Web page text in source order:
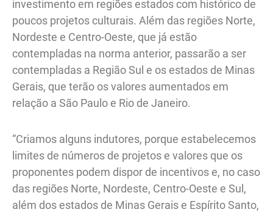
investimento em regiões estados com histórico de
poucos projetos culturais. Além das regiões Norte,
Nordeste e Centro-Oeste, que já estão
contempladas na norma anterior, passarão a ser
contempladas a Região Sul e os estados de Minas
Gerais, que terão os valores aumentados em
relação a São Paulo e Rio de Janeiro.
“Criamos alguns indutores, porque estabelecemos
limites de números de projetos e valores que os
proponentes podem dispor de incentivos e, no caso
das regiões Norte, Nordeste, Centro-Oeste e Sul,
além dos estados de Minas Gerais e Espírito Santo,